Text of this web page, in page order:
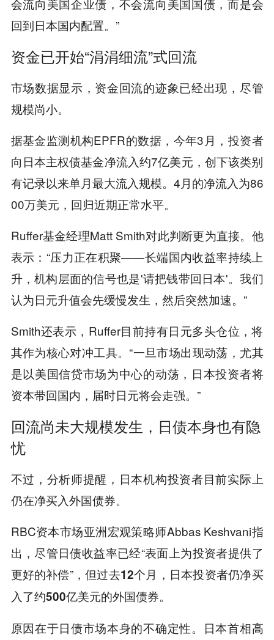
会流向美国企业债，不会流向美国国债，而是会
回到日本国内配置。”
资金已开始“涓涓细流”式回流
市场数据显示，资金回流的迹象已经出现，尽管
规模尚小。
据基金监测机构EPFR的数据，今年3月，投资者
向日本主权债基金净流入约7亿美元，创下该类别
有记录以来单月最大流入规模。4月的净流入为86
00万美元，回归近期正常水平。
Ruffer基金经理Matt Smith对此判断更为直接。他
表示：“压力正在积聚——长端国内收益率持续上
升，机构层面的信号也是'请把钱带回日本'。我们
认为日元升值会先缓慢发生，然后突然加速。”
Smith还表示，Ruffer目前持有日元多头仓位，将
其作为核心对冲工具。“一旦市场出现动荡，尤其
是以美国信贷市场为中心的动荡，日本投资者将
资本带回国内，届时日元将会走强。”
回流尚未大规模发生，日债本身也有隐
忧
不过，分析师提醒，日本机构投资者目前实际上
仍在净买入外国债券。
RBC资本市场亚洲宏观策略师Abbas Keshvani指
出，尽管日债收益率已经“表面上为投资者提供了
更好的补偿”，但过去12个月，日本投资者仍净买
入了约500亿美元的外国债券。
原因在于日债市场本身的不确定性。日本首相高